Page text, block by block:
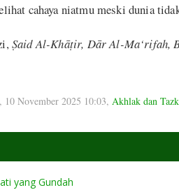
cahaya niatmu meski dunia
Ṣaid Al-Khāṭir, Dār Al-Ma‘rifah,
November 2025 10:03, Akhlak dan
yang Gundah